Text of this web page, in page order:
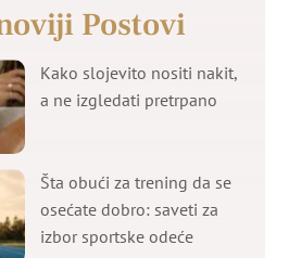
Postovi
Kako slojevito nositi nakit,
a ne izgledati pretrpano
Šta obući za trening da se
osećate dobro: saveti za
izbor sportske odeće